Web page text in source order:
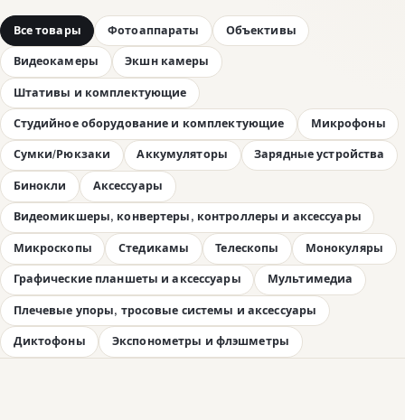
Все товары Фотоаппараты Объективы
Видеокамеры Экшн камеры
Штативы и комплектующие
Студийное оборудование и комплектующие Микрофоны
Сумки/Рюкзаки Аккумуляторы Зарядные устройства
Бинокли Аксессуары
Видеомикшеры, конвертеры, контроллеры и аксессуары
Микроскопы Стедикамы Телескопы Монокуляры
Графические планшеты и аксессуары Мультимедиа
Плечевые упоры, тросовые системы и аксессуары
Диктофоны Экспонометры и флэшметры